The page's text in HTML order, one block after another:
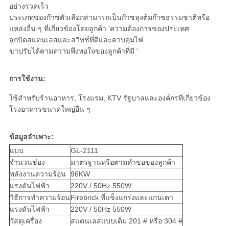
อย่างรวดเร็ว
ประเภทของก๊าซตัวเลือกสามารถเป็นก๊าซหุงต้มก๊าซธรรมชาติหรือ
แหล่งอื่น ๆ ที่เกี่ยวข้องโดยลูกค้า 'ความต้องการของประเทศ
ลูกบิดสแตนเลสและสวิทช์ที่ดีและควบคุมไฟ
ขาปรับได้ตามความพึงพอใจของลูกค้าที่มี '
การใช้งาน:
ใช้สำหรับร้านอาหาร, โรงแรม, KTV รัฐบาลและองค์กรที่เกี่ยวข้อง
โรงอาหารขนาดใหญ่อื่น ๆ
ข้อมูลจำเพาะ:
แบบ
GL-2111
จำนวนช่อง
มาตรฐานหรือตามคำขอของลูกค้า
พลังงานความร้อน
96KW
แรงดันไฟฟ้า
220V / 50Hz 550W
วิธีการทำความร้อนFirebrick ที่แข็งแกร่งและแกนเตา
แรงดันไฟฟ้า
220V / 50Hz 550W
วัสดุเครื่อง
สแตนเลสแบบเต็ม 201 # หรือ 304 #